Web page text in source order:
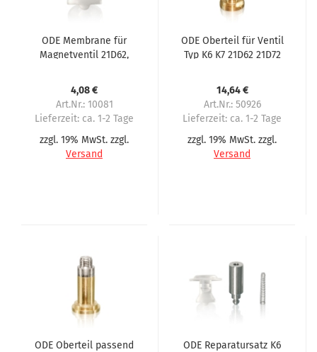
ODE Membrane für
Magnetventil 21D62,
4,08 €
Art.Nr.: 10081
Lieferzeit: ca. 1-2 Tage
zzgl. 19% MwSt. zzgl.
Versand
ODE Oberteil für Ventil
Typ K6 K7 21D62 21D72
14,64 €
Art.Nr.: 50926
Lieferzeit: ca. 1-2 Tage
zzgl. 19% MwSt. zzgl.
Versand
ODE Oberteil passend
ODE Reparatursatz K6